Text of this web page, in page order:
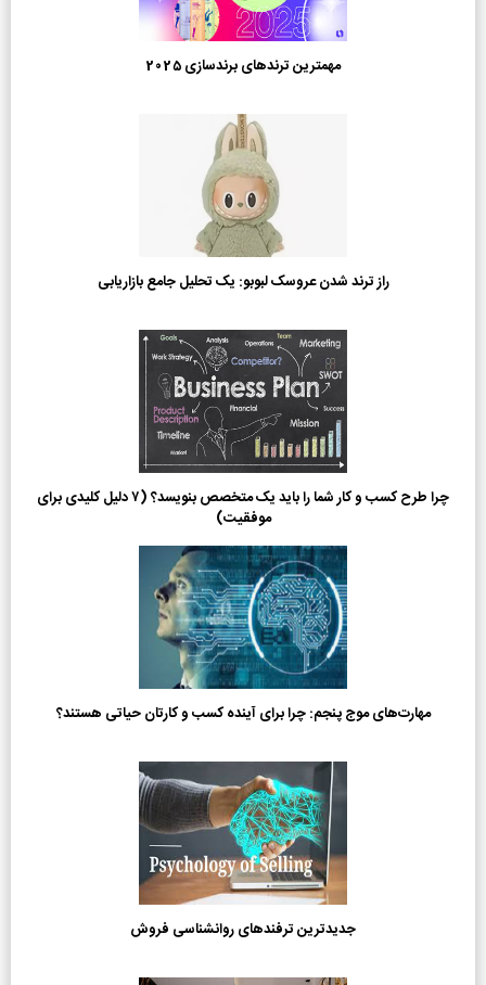
مهمترین ترندهای برندسازی 2025
راز ترند شدن عروسک لبوبو: یک تحلیل جامع بازاریابی
چرا طرح کسب و کار شما را باید یک متخصص بنویسد؟ (۷ دلیل کلیدی برای
موفقیت)
مهارت‌های موج پنجم: چرا برای آینده کسب و کارتان حیاتی هستند؟
جدیدترین ترفندهای روانشناسی فروش